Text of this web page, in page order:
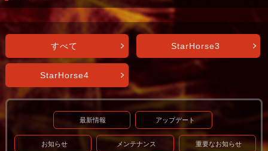
すべて StarHorse3
StarHorse4
最新情報 アップデート
お知らせ メンテナンス 重要なお知らせ